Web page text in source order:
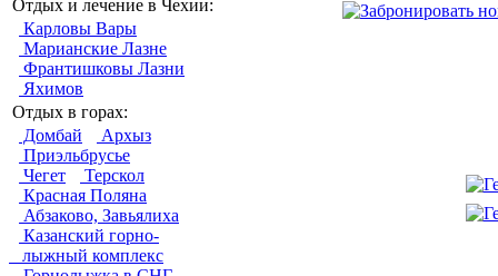
Отдых и лечение в Чехии:
Карловы Вары
Марианские Лазне
Франтишковы Лазни
Яхимов
Отдых в горах:
Домбай
Архыз
Приэльбрусье
Чегет
Терскол
Красная Поляна
Абзаково, Завьялиха
Казанский горно-
лыжный комплекс